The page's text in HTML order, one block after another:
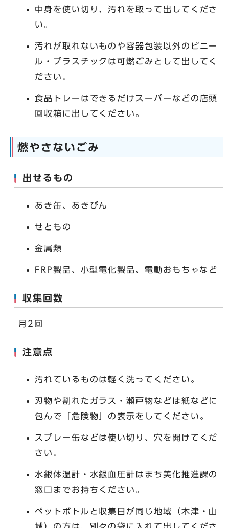
中身を使い切り、汚れを取って出してくださ
い。
汚れが取れないものや容器包装以外のビニー
ル・プラスチックは可燃ごみとして出してく
ださい。
食品トレーはできるだけスーパーなどの店頭
回収箱に出してください。
燃やさないごみ
出せるもの
あき缶、あきびん
せともの
金属類
FRP製品、小型電化製品、電動おもちゃなど
収集回数
月2回
注意点
汚れているものは軽く洗ってください。
刃物や割れたガラス・瀬戸物などは紙などに
包んで「危険物」の表示をしてください。
スプレー缶などは使い切り、穴を開けてくだ
さい。
水銀体温計・水銀血圧計はまち美化推進課の
窓口までお持ちください。
ペットボトルと収集日が同じ地域（木津・山